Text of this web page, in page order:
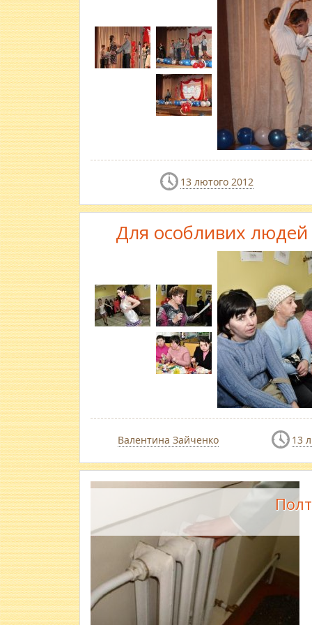
13 лютого 2012
Для особливих людей
Валентина Зайченко 13